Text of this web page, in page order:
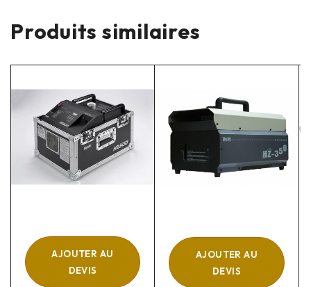
Produits similaires
AJOUTER AU
DEVIS
AJOUTER AU
DEVIS